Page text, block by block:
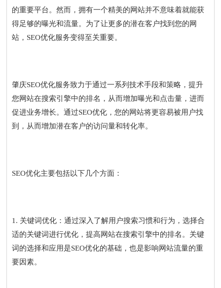
的重要平台。然而，拥有一个精美的网站并不意味着就能获
得足够的曝光和流量。为了让更多的潜在客户找到您的网
站，SEO优化服务变得至关重要。
肇庆SEO优化服务致力于通过一系列技术手段和策略，提升
您网站在搜索引擎中的排名，从而增加曝光和点击量，进而
促进业务增长。通过SEO优化，您的网站将更容易被用户找
到，从而增加潜在客户的访问量和转化率。
SEO优化主要包括以下几个方面：
1. 关键词优化：通过深入了解用户搜索习惯和行为，选择合
适的关键词进行优化，提高网站在搜索引擎中的排名。关键
词的选择和应用是SEO优化的基础，也是影响网站流量的重
要因素。